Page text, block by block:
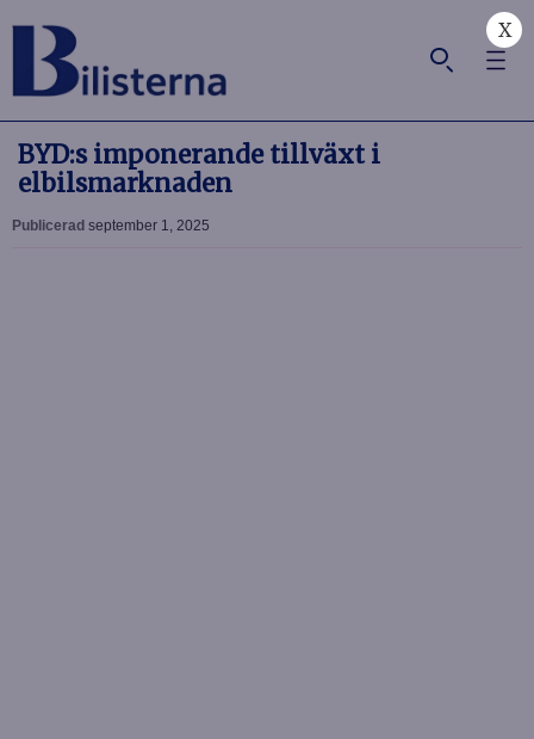
X
BYD:s imponerande tillväxt i
elbilsmarknaden
Publicerad september 1, 2025